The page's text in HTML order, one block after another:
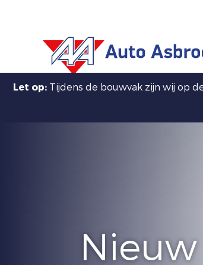
Let op: Tijdens de bouwvak zijn wij op